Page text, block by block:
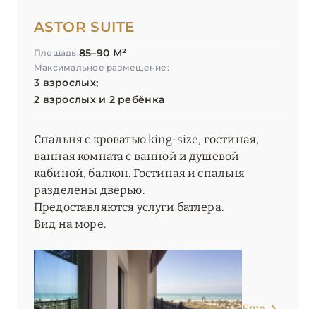
ASTOR SUITE
Площадь:85–90 М²
Максимальное размещение:
3 взрослых;
2 взрослых и 2 ребёнка
Спальня с кроватью king-size, гостиная,
ванная комната с ванной и душевой
кабиной, балкон. Гостиная и спальня
разделены дверью.
Предоставляются услуги батлера.
Вид на море.